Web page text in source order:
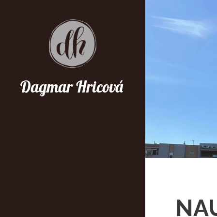
Dagmar Hricová